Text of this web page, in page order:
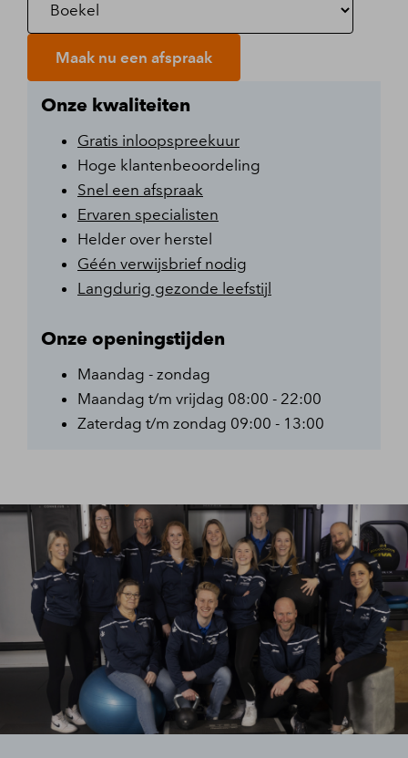
Maak nu een afspraak
Onze kwaliteiten
Gratis inloopspreekuur
Hoge klantenbeoordeling
Snel een afspraak
Ervaren specialisten
Helder over herstel
Géén verwijsbrief nodig
Langdurig gezonde leefstijl
Onze openingstijden
Maandag - zondag
Maandag t/m vrijdag 08:00 - 22:00
Zaterdag t/m zondag 09:00 - 13:00